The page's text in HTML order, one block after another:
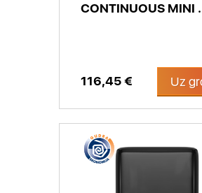
CONTINUOUS MINI
116,45 € Uz